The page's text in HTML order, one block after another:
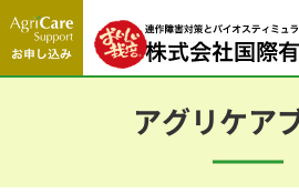
アグリケア